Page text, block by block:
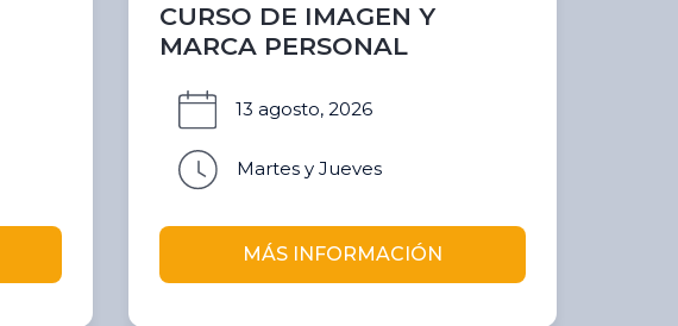
CURSO DE IMAGEN Y
MARCA PERSONAL
13 agosto, 2026
Martes y Jueves
MÁS INFORMACIÓN